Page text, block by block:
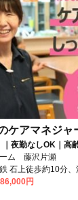
ケアマネジャ
夜勤なしOK｜高
ーム 藤沢片瀬
石上徒歩約10分
徒歩約14分 江ノ電
円